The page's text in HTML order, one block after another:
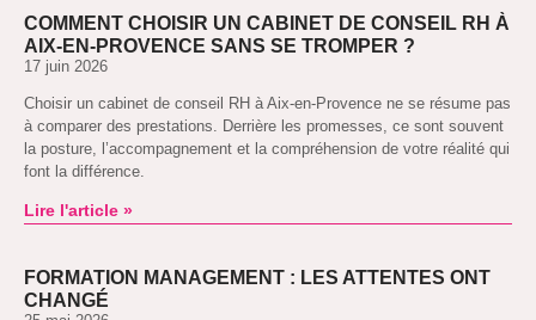
COMMENT CHOISIR UN CABINET DE CONSEIL RH À
AIX-EN-PROVENCE SANS SE TROMPER ?
17 juin 2026
Choisir un cabinet de conseil RH à Aix-en-Provence ne se résume pas
à comparer des prestations. Derrière les promesses, ce sont souvent
la posture, l’accompagnement et la compréhension de votre réalité qui
font la différence.
Lire l'article »
FORMATION MANAGEMENT : LES ATTENTES ONT
CHANGÉ